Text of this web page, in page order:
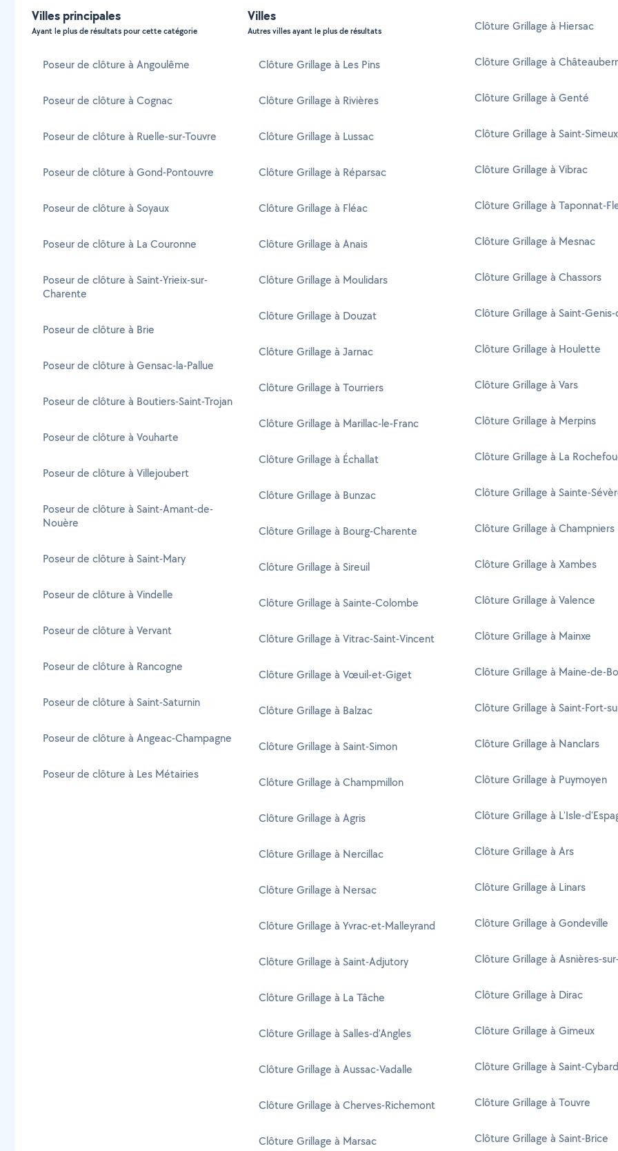
Villes principales
Ayant le plus de résultats pour cette catégorie
Poseur de clôture à Angoulême
Poseur de clôture à Cognac
Poseur de clôture à Ruelle-sur-Touvre
Poseur de clôture à Gond-Pontouvre
Poseur de clôture à Soyaux
Poseur de clôture à La Couronne
Poseur de clôture à Saint-Yrieix-sur-
Charente
Poseur de clôture à Brie
Poseur de clôture à Gensac-la-Pallue
Poseur de clôture à Boutiers-Saint-Trojan
Poseur de clôture à Vouharte
Poseur de clôture à Villejoubert
Poseur de clôture à Saint-Amant-de-
Nouère
Poseur de clôture à Saint-Mary
Poseur de clôture à Vindelle
Poseur de clôture à Vervant
Poseur de clôture à Rancogne
Poseur de clôture à Saint-Saturnin
Poseur de clôture à Angeac-Champagne
Poseur de clôture à Les Métairies
Villes
Autres villes ayant le plus de résultats
Clôture Grillage à Les Pins
Clôture Grillage à Rivières
Clôture Grillage à Lussac
Clôture Grillage à Réparsac
Clôture Grillage à Fléac
Clôture Grillage à Anais
Clôture Grillage à Moulidars
Clôture Grillage à Douzat
Clôture Grillage à Jarnac
Clôture Grillage à Tourriers
Clôture Grillage à Marillac-le-Franc
Clôture Grillage à Échallat
Clôture Grillage à Bunzac
Clôture Grillage à Bourg-Charente
Clôture Grillage à Sireuil
Clôture Grillage à Sainte-Colombe
Clôture Grillage à Vitrac-Saint-Vincent
Clôture Grillage à Vœuil-et-Giget
Clôture Grillage à Balzac
Clôture Grillage à Saint-Simon
Clôture Grillage à Champmillon
Clôture Grillage à Agris
Clôture Grillage à Nercillac
Clôture Grillage à Nersac
Clôture Grillage à Yvrac-et-Malleyrand
Clôture Grillage à Saint-Adjutory
Clôture Grillage à La Tâche
Clôture Grillage à Salles-d'Angles
Clôture Grillage à Aussac-Vadalle
Clôture Grillage à Cherves-Richemont
Clôture Grillage à Marsac
Clôture Grillage à Hiersac
Clôture Grillage à
Clôture Grillage à Genté
Clôture Grillage à Saint-Simeux
Clôture Grillage à Vibrac
Clôture Grillage à Taponnat-
Clôture Grillage à Mesnac
Clôture Grillage à Chassors
Clôture Grillage à Saint-
Clôture Grillage à Houlette
Clôture Grillage à Vars
Clôture Grillage à Merpins
Clôture Grillage à La
Clôture Grillage à Sainte-
Clôture Grillage à Champniers
Clôture Grillage à Xambes
Clôture Grillage à Valence
Clôture Grillage à Mainxe
Clôture Grillage à Maine-de-
Clôture Grillage à Saint-Fort-
Clôture Grillage à Nanclars
Clôture Grillage à Puymoyen
Clôture Grillage à L'Isle-
Clôture Grillage à Ars
Clôture Grillage à Linars
Clôture Grillage à Gondeville
Clôture Grillage à Asnières-
Clôture Grillage à Dirac
Clôture Grillage à Gimeux
Clôture Grillage à Saint-
Clôture Grillage à Touvre
Clôture Grillage à Saint-Brice